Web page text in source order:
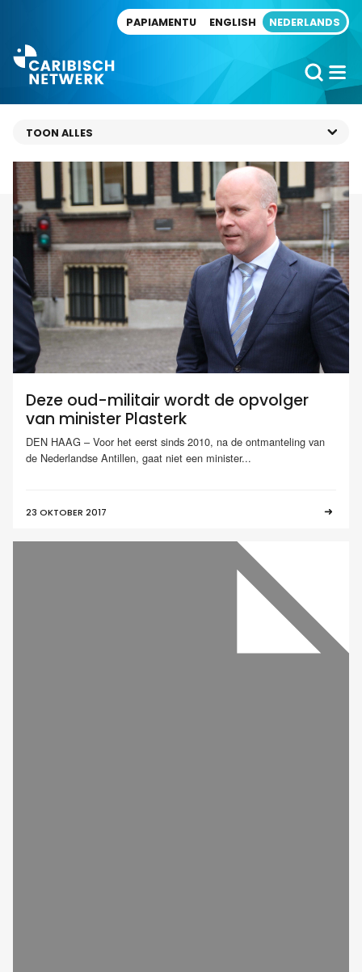
PAPIAMENTU ENGLISH NEDERLANDS
Deze oud-militair wordt de opvolger
van minister Plasterk
DEN HAAG – Voor het eerst sinds 2010, na de ontmanteling van
de Nederlandse Antillen, gaat niet een minister...
23 OKTOBER 2017